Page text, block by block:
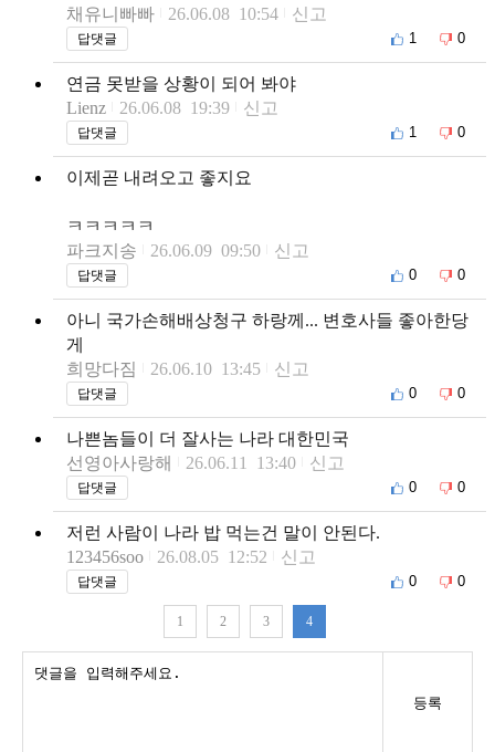
채유니빠빠
26.06.08 10:54 신고
답댓글 1 0
연금 못받을 상황이 되어 봐야
Lienz
26.06.08 19:39 신고
답댓글 1 0
이제곧 내려오고 좋지요
ㅋㅋㅋㅋㅋ
파크지송
26.06.09 09:50 신고
답댓글 0 0
아니 국가손해배상청구 하랑께... 변호사들 좋아한당
게
희망다짐
26.06.10 13:45 신고
답댓글 0 0
나쁜놈들이 더 잘사는 나라 대한민국
선영아사랑해
26.06.11 13:40 신고
답댓글 0 0
저런 사람이 나라 밥 먹는건 말이 안된다.
123456soo
26.08.05 12:52 신고
답댓글 0 0
1 2 3 4
등록